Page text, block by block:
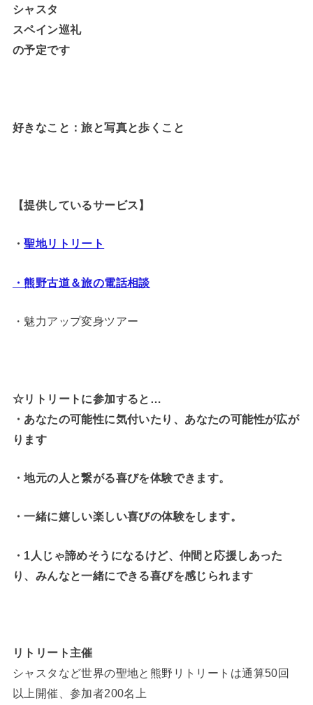
シャスタ
スペイン巡礼
の予定です
好きなこと：旅と写真と歩くこと
【提供しているサービス】
・聖地リトリート
・熊野古道＆旅の電話相談
・魅力アップ変身ツアー
☆リトリートに参加すると…
・ あなたの可能性に気付いたり、あなたの可能性が広が
ります
・地元の人と繋がる喜びを体験できます。
・一緒に嬉しい楽しい喜びの体験をします。
・1人じゃ諦めそうになるけど、仲間と応援しあった
り、みんなと一緒にできる喜びを感じられます
リトリート主催
シャスタなど世界の聖地と熊野リトリートは通算50回
以上開催、参加者200名上